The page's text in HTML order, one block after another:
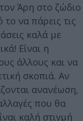
Άρη στο ζώδιο
να πάρεις τις
καλά με
Είναι η
άλλους και να
σκοπιά. Αν
ανανέωση,
που θα
καλή στιγμή